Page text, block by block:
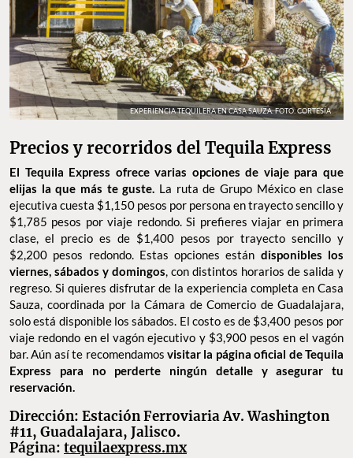
EXPERIENCIA TEQUILERA EN CASA SAUZA. FOTO: CORTESÍA
Precios y recorridos del Tequila Express
El Tequila Express ofrece varias opciones de viaje para que
elijas la que más te guste. La ruta de Grupo México en clase
ejecutiva cuesta $1,150 pesos por persona en trayecto sencillo y
$1,785 pesos por viaje redondo. Si prefieres viajar en primera
clase, el precio es de $1,400 pesos por trayecto sencillo y
$2,200 pesos redondo. Estas opciones están disponibles los
viernes, sábados y domingos, con distintos horarios de salida y
regreso. Si quieres disfrutar de la experiencia completa en Casa
Sauza, coordinada por la Cámara de Comercio de Guadalajara,
solo está disponible los sábados. El costo es de $3,400 pesos por
viaje redondo en el vagón ejecutivo y $3,900 pesos en el vagón
bar. Aún así te recomendamos visitar la página oficial de Tequila
Express para no perderte ningún detalle y asegurar tu
reservación.
Dirección: Estación Ferroviaria Av. Washington
#11, Guadalajara, Jalisco.
Página: tequilaexpress.mx